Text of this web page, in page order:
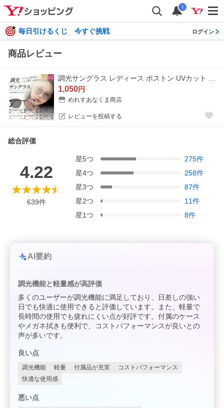
i
毎日引けるくじ 今すぐ挑戦 ログイン
商品レビュー
1,050円
めれすあなくま商店
レビューを投稿する
総合評価
4.22
639件
星5つ 275件
星4つ 258件
星3つ 87件
星2つ 11件
星1つ 8件
AI要約
調光機能と軽量感が高評価
多くのユーザーが調光機能に満足しており、日差しの強い
日でも快適に使用できると評価しています。また、軽量で
長時間の使用でも疲れにくい点が好評です。付属のケース
やメガネ拭きも便利で、コストパフォーマンスが良いとの
声が多いです。
良い点
調光機能 軽量 付属品が充実
コストパフォーマンス
快適な使用感
悪い点